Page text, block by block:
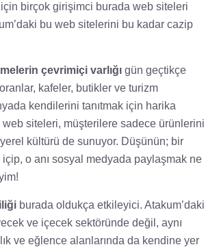
birçok girişimci burada web siteleri
bu web sitelerini bu kadar cazip
çevrimiçi varlığı gün geçtikçe
kafeler, butikler ve turizm
kendilerini tanıtmak için harika
web siteleri, müşterilere sadece ürünlerini
kültürü de sunuyor. Düşünün; bir
içip, o anı sosyal medyada paylaşmak ne
burada oldukça etkileyici. Atakum’daki
ve içecek sektöründe değil, aynı
ve eğlence alanlarında da kendine yer